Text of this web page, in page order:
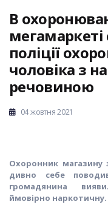
В
поліції
чоловіка з
речовиною
04 жовтня 2021
Охоронник магазину
дивно себе
громадянина
ймовірно наркотичну.